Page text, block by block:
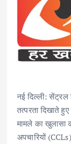
नई दिल्ली: सेंट्रल
तत्परता दिखाते
मामले का खुलासा
अपचारियों